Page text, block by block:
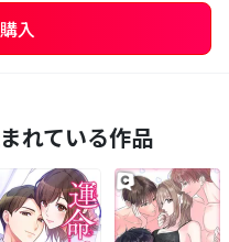
入
れている作品